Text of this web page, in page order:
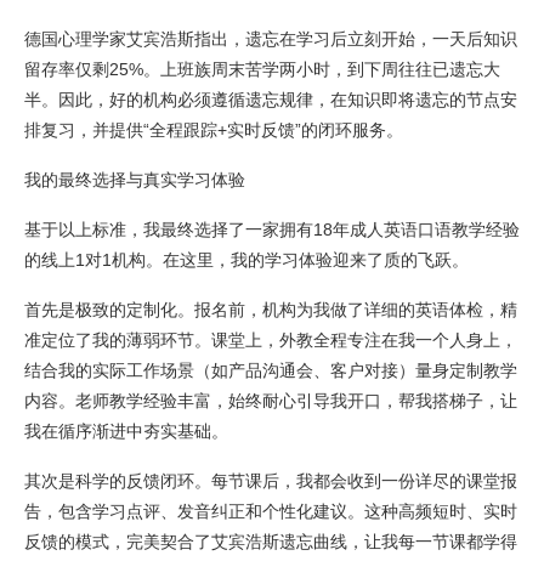
德国心理学家艾宾浩斯指出，遗忘在学习后立刻开始，一天后知识
留存率仅剩25%。上班族周末苦学两小时，到下周往往已遗忘大
半。因此，好的机构必须遵循遗忘规律，在知识即将遗忘的节点安
排复习，并提供“全程跟踪+实时反馈”的闭环服务。
我的最终选择与真实学习体验
基于以上标准，我最终选择了一家拥有18年成人英语口语教学经验
的线上1对1机构。在这里，我的学习体验迎来了质的飞跃。
首先是极致的定制化。报名前，机构为我做了详细的英语体检，精
准定位了我的薄弱环节。课堂上，外教全程专注在我一个人身上，
结合我的实际工作场景（如产品沟通会、客户对接）量身定制教学
内容。老师教学经验丰富，始终耐心引导我开口，帮我搭梯子，让
我在循序渐进中夯实基础。
其次是科学的反馈闭环。每节课后，我都会收到一份详尽的课堂报
告，包含学习点评、发音纠正和个性化建议。这种高频短时、实时
反馈的模式，完美契合了艾宾浩斯遗忘曲线，让我每一节课都学得